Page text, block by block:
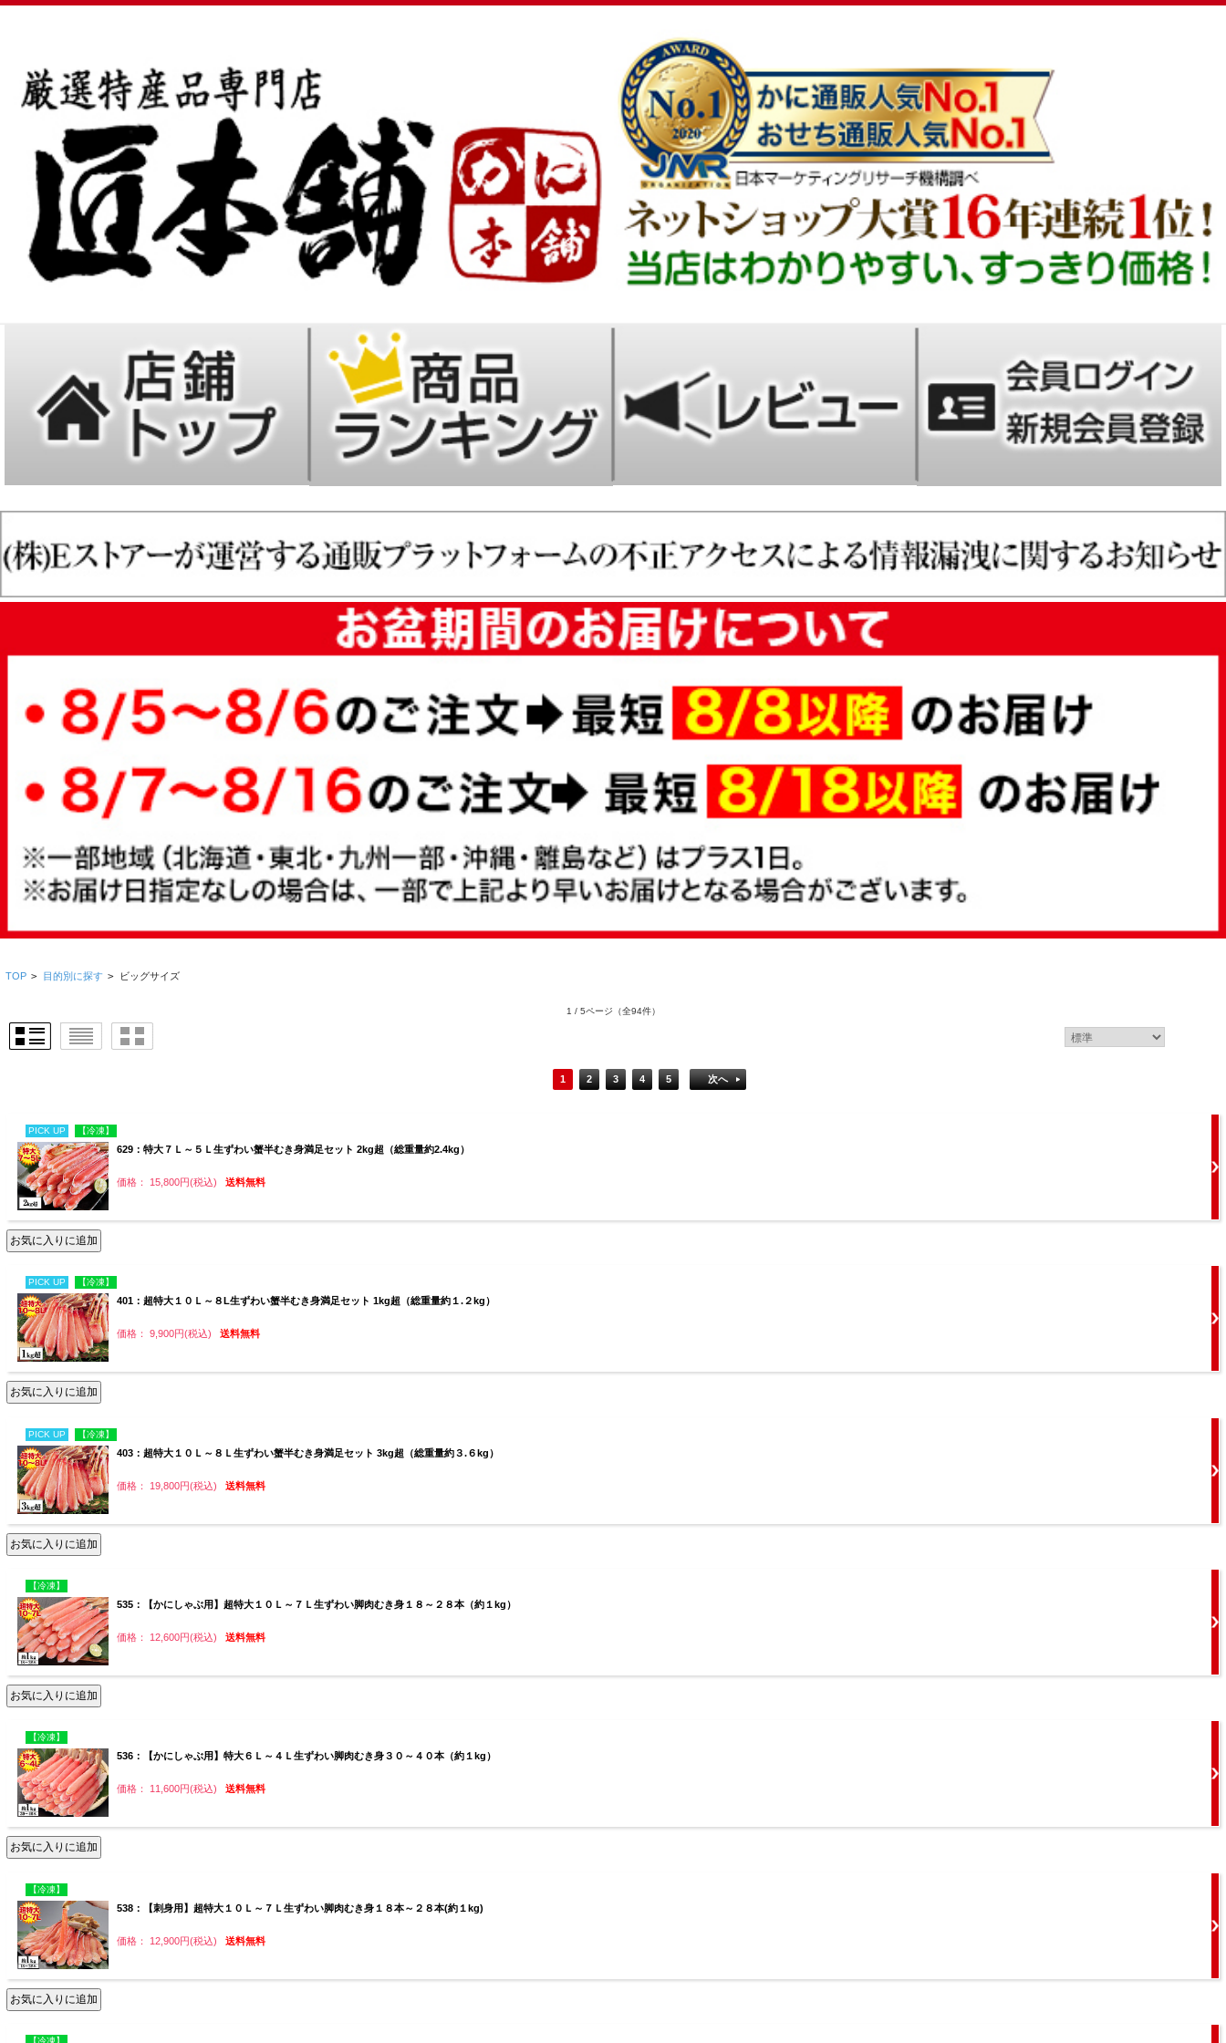
TOP > 目的別に探す > ビッグサイズ
1 / 5ページ （全94件）
1 2 3 4 5 次へ
PICK UP 【冷凍】
629：特大７Ｌ～５Ｌ生ずわい蟹半むき身満足セット 2kg超（総重量約2.4kg）
価格： 15,800円(税込) 送料無料
PICK UP 【冷凍】
401：超特大１０Ｌ～８L生ずわい蟹半むき身満足セット 1kg超（総重量約１.２kg）
価格： 9,900円(税込) 送料無料
PICK UP 【冷凍】
403：超特大１０Ｌ～８Ｌ生ずわい蟹半むき身満足セット 3kg超（総重量約３.６kg）
価格： 19,800円(税込) 送料無料
【冷凍】
535：【かにしゃぶ用】超特大１０Ｌ～７Ｌ生ずわい脚肉むき身１８～２８本（約１kg）
価格： 12,600円(税込) 送料無料
【冷凍】
536：【かにしゃぶ用】特大６Ｌ～４Ｌ生ずわい脚肉むき身３０～４０本（約１kg）
価格： 11,600円(税込) 送料無料
【冷凍】
538：【刺身用】超特大１０Ｌ～７Ｌ生ずわい脚肉むき身１８本～２８本(約１kg)
価格： 12,900円(税込) 送料無料
【冷凍】